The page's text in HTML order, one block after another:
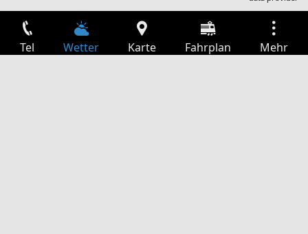
Tel Wetter Karte Fahrplan Mehr